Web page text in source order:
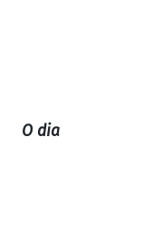
O dia